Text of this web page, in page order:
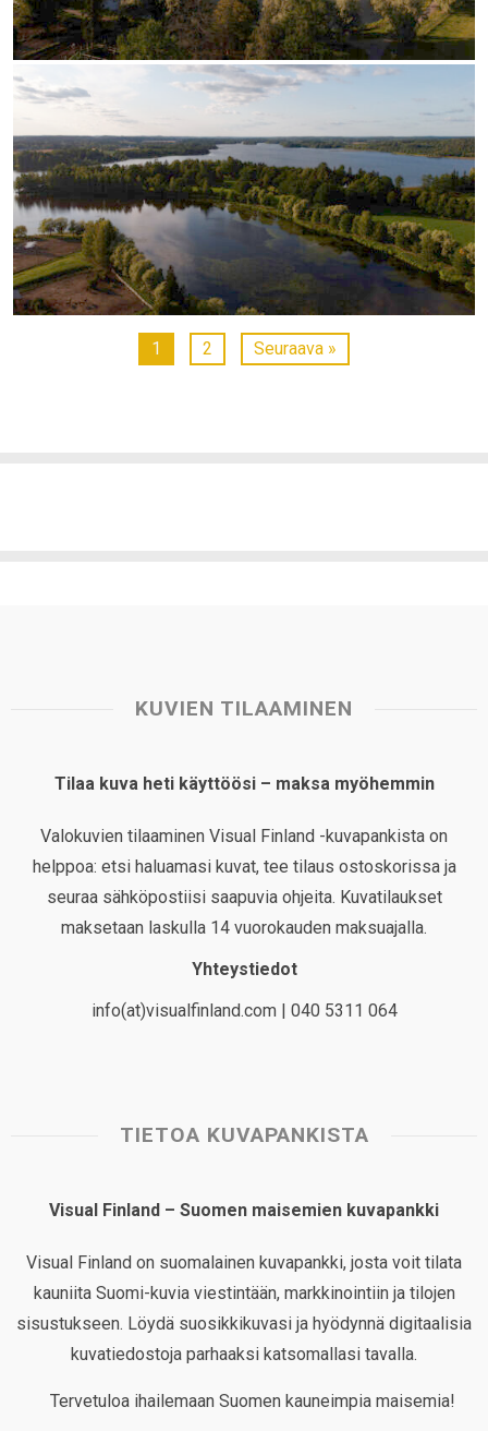
1 2 Seuraava »
KUVIEN TILAAMINEN
Tilaa kuva heti käyttöösi – maksa myöhemmin
Valokuvien tilaaminen Visual Finland -kuvapankista on
helppoa: etsi haluamasi kuvat, tee tilaus ostoskorissa ja
seuraa sähköpostiisi saapuvia ohjeita. Kuvatilaukset
maksetaan laskulla 14 vuorokauden maksuajalla.
Yhteystiedot
info(at)visualfinland.com | 040 5311 064
TIETOA KUVAPANKISTA
Visual Finland – Suomen maisemien kuvapankki
Visual Finland on suomalainen kuvapankki, josta voit tilata
kauniita Suomi-kuvia viestintään, markkinointiin ja tilojen
sisustukseen. Löydä suosikkikuvasi ja hyödynnä digitaalisia
kuvatiedostoja parhaaksi katsomallasi tavalla.
Tervetuloa ihailemaan Suomen kauneimpia maisemia!